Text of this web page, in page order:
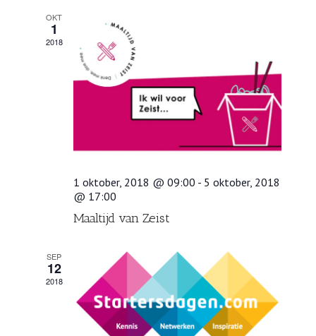
OKT
1
2018
1 oktober, 2018 @ 09:00 - 5 oktober, 2018
@ 17:00
Maaltijd van Zeist
SEP
12
2018